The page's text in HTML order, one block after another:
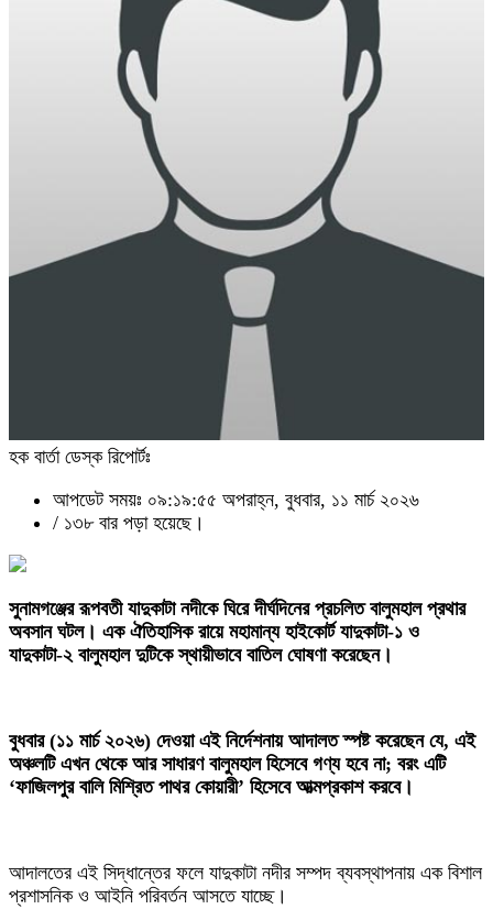
হক বার্তা ডেস্ক রিপোর্টঃ
আপডেট সময়ঃ ০৯:১৯:৫৫ অপরাহ্ন, বুধবার, ১১ মার্চ ২০২৬
/ ১৩৮ বার পড়া হয়েছে।
‎সুনামগঞ্জের রূপবতী যাদুকাটা নদীকে ঘিরে দীর্ঘদিনের প্রচলিত বালুমহাল প্রথার
অবসান ঘটল। এক ঐতিহাসিক রায়ে মহামান্য হাইকোর্ট যাদুকাটা-১ ও
যাদুকাটা-২ বালুমহাল দুটিকে স্থায়ীভাবে বাতিল ঘোষণা করেছেন।
বুধবার (১১ মার্চ ২০২৬) দেওয়া এই নির্দেশনায় আদালত স্পষ্ট করেছেন যে, এই
অঞ্চলটি এখন থেকে আর সাধারণ বালুমহাল হিসেবে গণ্য হবে না; বরং এটি
‘ফাজিলপুর বালি মিশ্রিত পাথর কোয়ারী’ হিসেবে আত্মপ্রকাশ করবে।
আদালতের এই সিদ্ধান্তের ফলে যাদুকাটা নদীর সম্পদ ব্যবস্থাপনায় এক বিশাল
প্রশাসনিক ও আইনি পরিবর্তন আসতে যাচ্ছে।